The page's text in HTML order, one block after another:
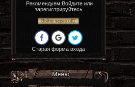
Рекомендуем:Войдите или
зарегистрируйтесь
Войти через uID
Старая форма входа